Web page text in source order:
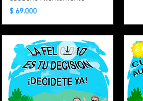
Precio
$ 69.000